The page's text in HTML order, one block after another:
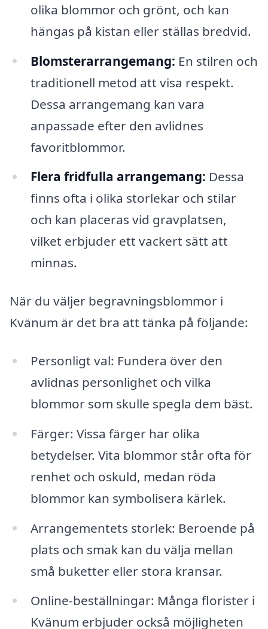
olika blommor och grönt, och kan
hängas på kistan eller ställas bredvid.
Blomsterarrangemang: En stilren och
traditionell metod att visa respekt.
Dessa arrangemang kan vara
anpassade efter den avlidnes
favoritblommor.
Flera fridfulla arrangemang: Dessa
finns ofta i olika storlekar och stilar
och kan placeras vid gravplatsen,
vilket erbjuder ett vackert sätt att
minnas.
När du väljer begravningsblommor i
Kvänum är det bra att tänka på följande:
Personligt val: Fundera över den
avlidnas personlighet och vilka
blommor som skulle spegla dem bäst.
Färger: Vissa färger har olika
betydelser. Vita blommor står ofta för
renhet och oskuld, medan röda
blommor kan symbolisera kärlek.
Arrangementets storlek: Beroende på
plats och smak kan du välja mellan
små buketter eller stora kransar.
Online-beställningar: Många florister i
Kvänum erbjuder också möjligheten